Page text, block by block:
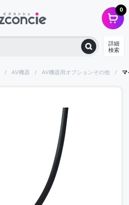
0
詳細
検索
AV機器 AV機器用オプションその他 マ